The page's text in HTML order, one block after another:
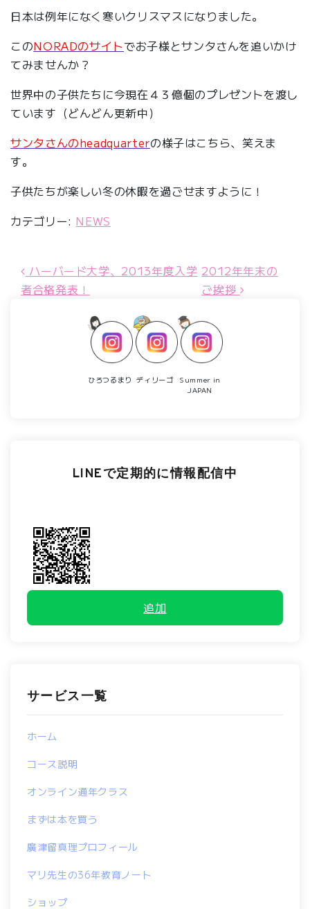
日本は例年になく寒いクリスマスになりました。
このNORADのサイトでお子様とサンタさんを追いかけ
てみませんか？
世界中の子供たちに今現在４３億個のプレゼントを渡し
ています（どんどん更新中）
サンタさんのheadquarterの様子はこちら、笑えま
す。
子供たちが楽しい冬の休暇を過ごせますように！
カテゴリー: NEWS
投稿ナビゲーション
ハーバード大学、2013年度入学
者合格発表！
2012年年末の
ご挨拶
ひろつるまり ディリーゴ
Summer in
JAPAN
LINEで定期的に情報配信中
追加
サービス一覧
ホーム
コース説明
オンライン通年クラス
まずは本を買う
廣津留真理プロフィール
マリ先生の36年教育ノート
ショップ